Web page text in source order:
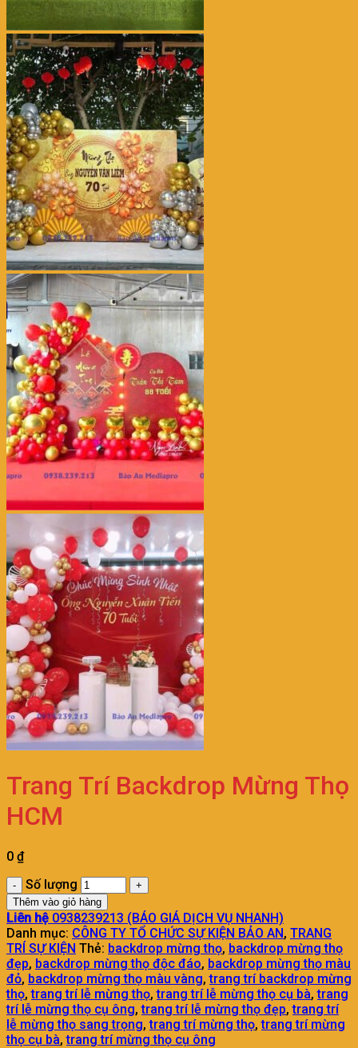
Trang Trí Backdrop Mừng Thọ
HCM
0 ₫
Số lượng
Thêm vào giỏ hàng
Liên hệ 0938239213 (BÁO GIÁ DỊCH VỤ NHANH)
Danh mục: CÔNG TY TỔ CHỨC SỰ KIỆN BẢO AN, TRANG
TRÍ SỰ KIỆN Thẻ: backdrop mừng thọ, backdrop mừng thọ
đẹp, backdrop mừng thọ độc đáo, backdrop mừng thọ màu
đỏ, backdrop mừng thọ màu vàng,trang trí backdrop mừng
thọ,trang trí lễ mừng thọ,trang trí lễ mừng thọ cụ bà,trang
trí lễ mừng thọ cụ ông,trang trí lễ mừng thọ đẹp,trang trí
lễ mừng thọ sang trọng,trang trí mừng thọ,trang trí mừng
thọ cụ bà,trang trí mừng thọ cụ ông